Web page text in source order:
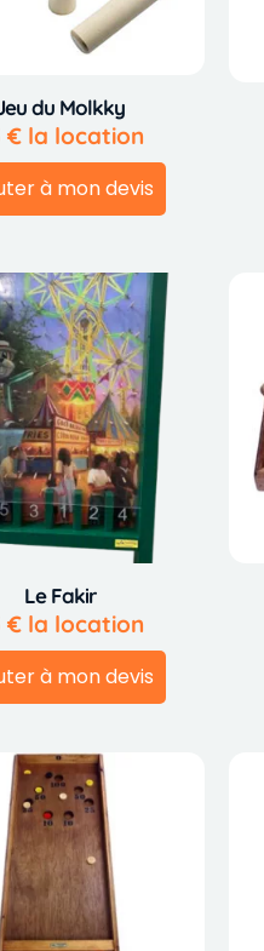
du Molkky
€ la location
à mon devis
Le Fakir
€ la location
à mon devis